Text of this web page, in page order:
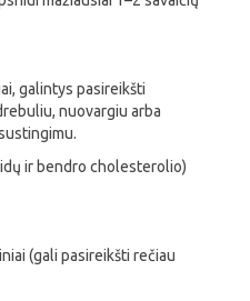
galintys pasireikšti
nuovargiu arba
ir bendro cholesterolio)
(gali pasireikšti rečiau